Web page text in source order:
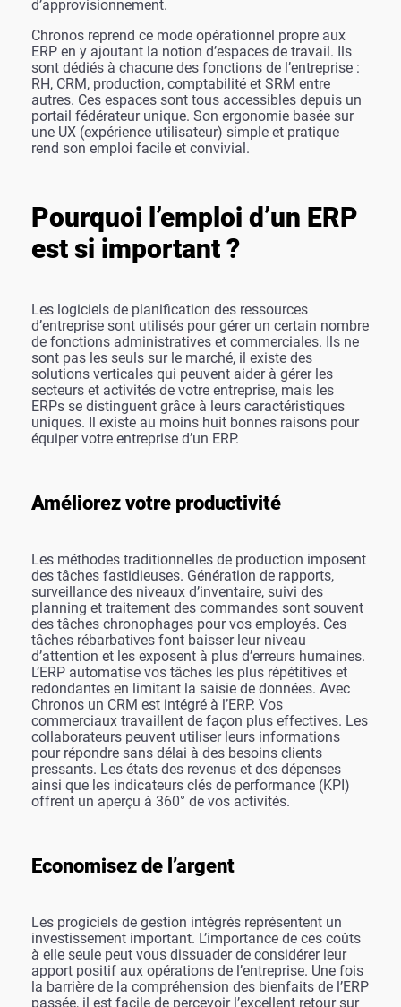
d’approvisionnement.
Chronos reprend ce mode opérationnel propre aux
ERP en y ajoutant la notion d’espaces de travail. Ils
sont dédiés à chacune des fonctions de l’entreprise :
RH, CRM, production, comptabilité et SRM entre
autres. Ces espaces sont tous accessibles depuis un
portail fédérateur unique. Son ergonomie basée sur
une UX (expérience utilisateur) simple et pratique
rend son emploi facile et convivial.
Pourquoi l’emploi d’un ERP
est si important ?
Les logiciels de planification des ressources
d’entreprise sont utilisés pour gérer un certain nombre
de fonctions administratives et commerciales. Ils ne
sont pas les seuls sur le marché, il existe des
solutions verticales qui peuvent aider à gérer les
secteurs et activités de votre entreprise, mais les
ERPs se distinguent grâce à leurs caractéristiques
uniques. Il existe au moins huit bonnes raisons pour
équiper votre entreprise d’un ERP.
Améliorez votre productivité
Les méthodes traditionnelles de production imposent
des tâches fastidieuses. Génération de rapports,
surveillance des niveaux d’inventaire, suivi des
planning et traitement des commandes sont souvent
des tâches chronophages pour vos employés. Ces
tâches rébarbatives font baisser leur niveau
d’attention et les exposent à plus d’erreurs humaines.
L’ERP automatise vos tâches les plus répétitives et
redondantes en limitant la saisie de données. Avec
Chronos un CRM est intégré à l’ERP. Vos
commerciaux travaillent de façon plus effectives. Les
collaborateurs peuvent utiliser leurs informations
pour répondre sans délai à des besoins clients
pressants. Les états des revenus et des dépenses
ainsi que les indicateurs clés de performance (KPI)
offrent un aperçu à 360° de vos activités.
Economisez de l’argent
Les progiciels de gestion intégrés représentent un
investissement important. L’importance de ces coûts
à elle seule peut vous dissuader de considérer leur
apport positif aux opérations de l’entreprise. Une fois
la barrière de la compréhension des bienfaits de l’ERP
passée, il est facile de percevoir l’excellent retour sur